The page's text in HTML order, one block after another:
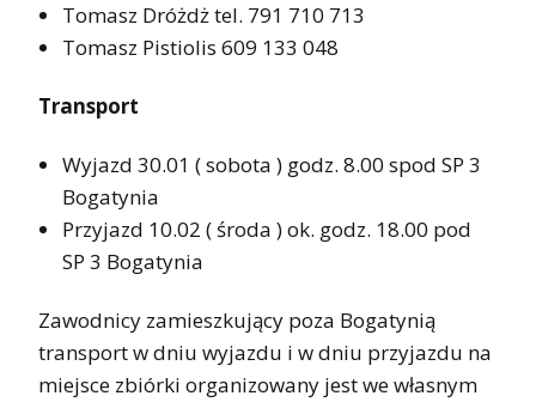
Tomasz Dróżdż tel. 791 710 713
Tomasz Pistiolis 609 133 048
Transport
Wyjazd 30.01 ( sobota ) godz. 8.00 spod SP 3
Bogatynia
Przyjazd 10.02 ( środa ) ok. godz. 18.00 pod
SP 3 Bogatynia
Zawodnicy zamieszkujący poza Bogatynią
transport w dniu wyjazdu i w dniu przyjazdu na
miejsce zbiórki organizowany jest we własnym